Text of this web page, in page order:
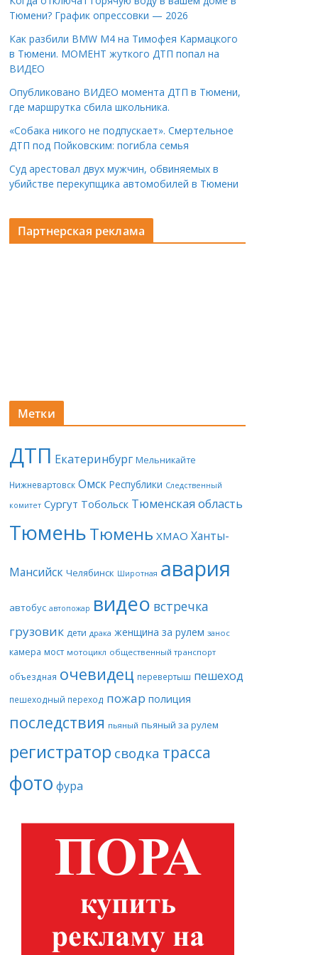
Тюмени? График опрессовки — 2026
Как разбили BMW M4 на Тимофея Кармацкого
в Тюмени. МОМЕНТ жуткого ДТП попал на
ВИДЕО
Опубликовано ВИДЕО момента ДТП в Тюмени,
где маршрутка сбила школьника.
«Собака никого не подпускает». Смертельное
ДТП под Пойковским: погибла семья
Суд арестовал двух мужчин, обвиняемых в
убийстве перекупщика автомобилей в Тюмени
Партнерская реклама
Метки
ДТП Екатеринбург Мельникайте
Нижневартовск Омск Республики Следственный
комитет Сургут Тобольск Тюменская область
ТюменьТюмень ХМАО Ханты-
Мансийск Челябинск Широтная авария
автобус автопожар видео встречка
грузовик дети драка женщина за рулем занос
камера мост мотоцикл общественный транспорт
объездная очевидец перевертыш пешеход
пешеходный переход пожар полиция
последствия пьяный пьяный за рулем
регистратор сводка трасса
фото фура